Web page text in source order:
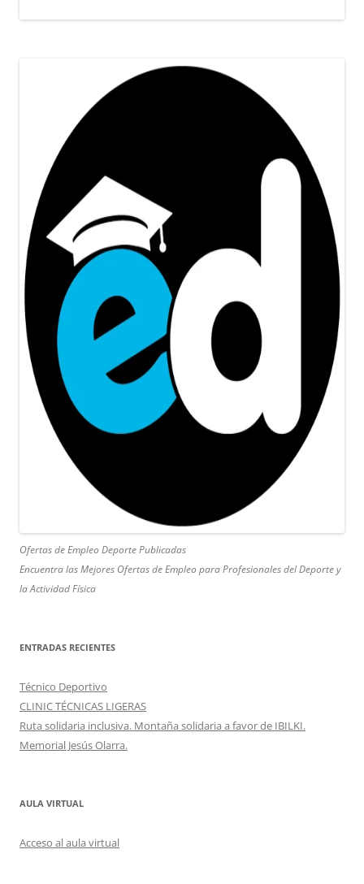
Ofertas de Empleo Deporte Publicadas
Encuentra las Mejores Ofertas de Empleo para Profesionales del Deporte y
la Actividad Física
ENTRADAS RECIENTES
Técnico Deportivo
CLINIC TÉCNICAS LIGERAS
Ruta solidaria inclusiva. Montaña solidaria a favor de IBILKI.
Memorial Jesús Olarra.
AULA VIRTUAL
Acceso al aula virtual